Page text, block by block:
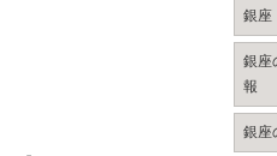
銀座
銀座
報
銀座